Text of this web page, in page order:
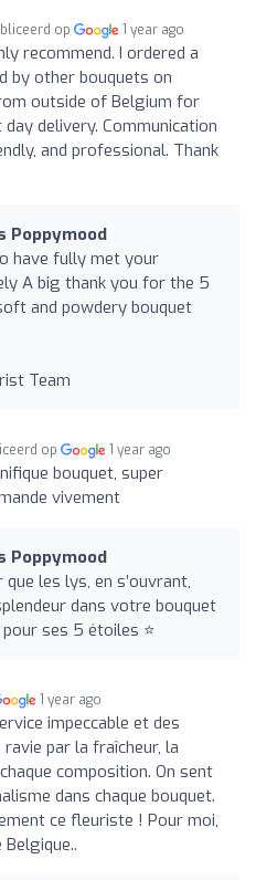
op 1 year ago
recommend. I ordered a
by other bouquets on
outside of Belgium for
delivery. Communication
and professional. Thank
Poppymood
have fully met your
A big thank you for the 5
and powdery bouquet
Team
op 1 year ago
bouquet, super
vivement
Poppymood
les lys, en s’ouvrant,
dans votre bouquet
ses 5 étoiles ⭐️
1 year ago
impeccable et des
par la fraîcheur, la
composition. On sent
dans chaque bouquet.
ce fleuriste ! Pour moi,